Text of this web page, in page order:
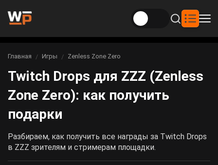
Новости
Новости Genshin Impact
Новости Honkai: Star Rail
Новости Zenless Zone Zero
Игры
Genshin Impact
Билды
Билды Genshin Impact
Билды Honkai: Star Rail
Интересное
Рейтинги
Вы здесь:
Главная Игры Zenless Zone Zero
Twitch Drops для ZZZ (Zenless
Zone Zero): как получить
подарки
Разбираем, как получить все награды за Twitch Drops
в ZZZ зрителям и стримерам площадки.